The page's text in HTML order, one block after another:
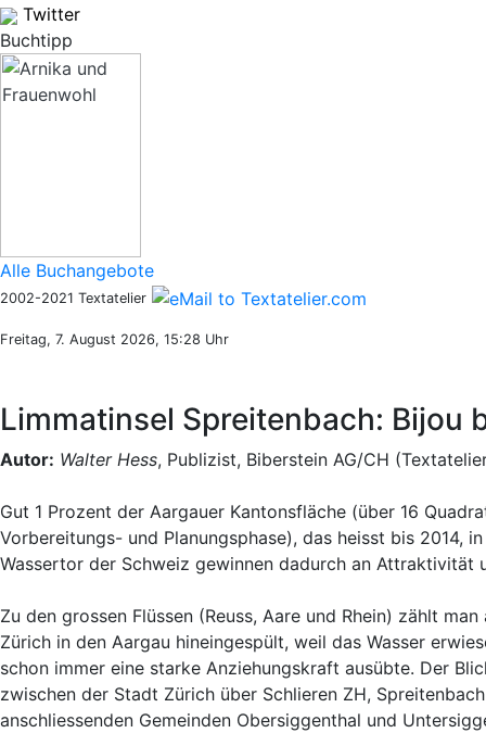
Twitter
Buchtipp
Alle Buchangebote
2002-2021 Textatelier
Freitag, 7. August 2026, 15:28 Uhr
Limmatinsel Spreitenbach: Bijou
Autor: Walter Hess, Publizist, Biberstein AG/CH
Gut 1 Prozent der Aargauer Kantonsfläche (über 16
Vorbereitungs- und Planungsphase), das heisst bis 2014,
Wassertor der Schweiz gewinnen dadurch an
Zu den grossen Flüssen (Reuss, Aare und Rhein) zählt
Zürich in den Aargau hineingespült, weil das Wasser
schon immer eine starke Anziehungskraft ausübte. Der
zwischen der Stadt Zürich über Schlieren ZH,
anschliessenden Gemeinden Obersiggenthal und